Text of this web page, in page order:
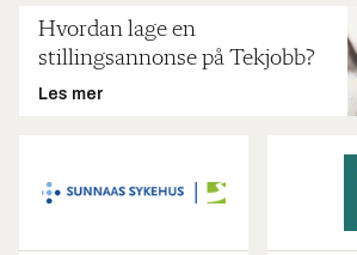
Hvordan lage en
stillingsannonse på Tekjobb?
Les mer